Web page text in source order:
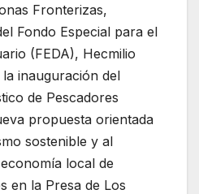
Fronterizas,
Fondo Especial para el
(FEDA), Hecmilio
inauguración del
de Pescadores
propuesta orientada
sostenible y al
local de
en la Presa de Los